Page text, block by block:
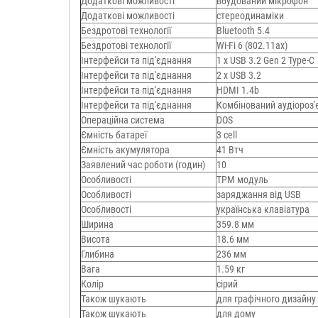
Додаткові можливості
стереодинаміки
Бездротові технології
Bluetooth 5.4
Бездротові технології
Wi-Fi 6 (802.11aх)
Інтерфейси та під'єднання
1 x USB 3.2 Gen 2 Type-C
Інтерфейси та під'єднання
2 х USB 3.2
Інтерфейси та під'єднання
HDMI 1.4b
Інтерфейси та під'єднання
Комбінований
Операційна система
DOS
Ємність батареї
3 cell
Ємність акумулятора
41 Втч
Заявлений час роботи (годин)
10
Особливості
TPM модуль
Особливості
заряджання від USB
Особливості
українська клавіатура
Ширина
359.8 мм
Висота
18.6 мм
Глибина
236 мм
Вага
1.59 кг
Колір
сірий
Також шукають
для графічного дизайну
Також шукають
для дому